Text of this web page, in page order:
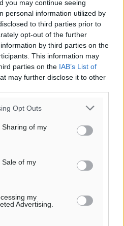
you may continue seeing
personal information utilized by
to third parties prior to
opt-out of the further
by third parties on the
This information may
parties on the IAB’s List of
may further disclose it to other
Opt Outs
of my
of my
my
Advertising.